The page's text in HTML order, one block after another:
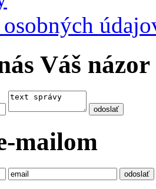
osobných
Váš názor
mailom